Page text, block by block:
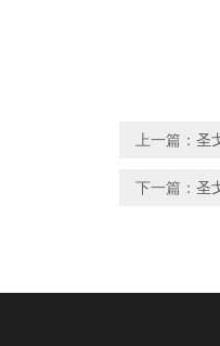
上一篇： 圣
下一篇： 圣